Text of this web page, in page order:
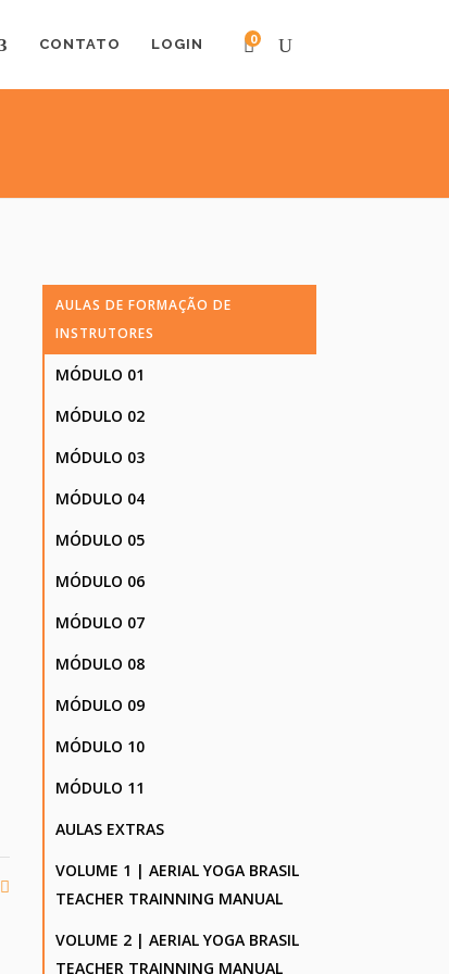
CONTATO LOGIN 0
AULAS DE FORMAÇÃO DE
INSTRUTORES
MÓDULO 01
MÓDULO 02
MÓDULO 03
MÓDULO 04
MÓDULO 05
MÓDULO 06
MÓDULO 07
MÓDULO 08
MÓDULO 09
MÓDULO 10
MÓDULO 11
AULAS EXTRAS
VOLUME 1 | AERIAL YOGA BRASIL
TEACHER TRAINNING MANUAL
VOLUME 2 | AERIAL YOGA BRASIL
TEACHER TRAINNING MANUAL